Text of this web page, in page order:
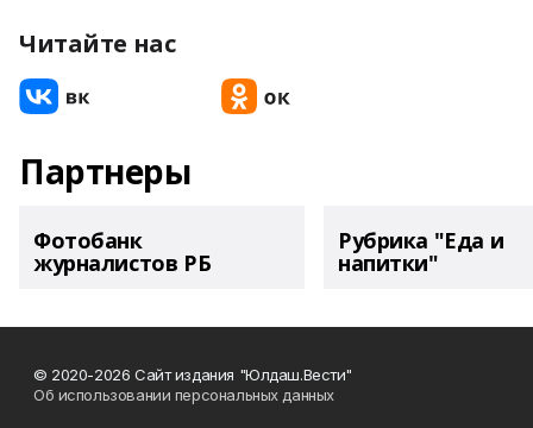
Читайте нас
Партнеры
Фотобанк
журналистов РБ
Рубрика "Еда и
напитки"
© 2020-2026 Сайт издания "Юлдаш.Вести"
Об использовании персональных данных